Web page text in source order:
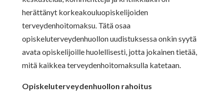
herättänyt korkeakouluopiskelijoiden
terveydenhoitomaksu. Tätä osaa
opiskeluterveydenhuollon uudistuksessa onkin syytä
avata opiskelijoille huolellisesti, jotta jokainen tietää,
mitä kaikkea terveydenhoitomaksulla katetaan.
Opiskeluterveydenhuollon rahoitus